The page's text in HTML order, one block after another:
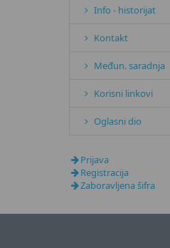
Info - historijat
Kontakt
Međun. saradnja
Korisni linkovi
Oglasni dio
Prijava
Registracija
Zaboravljena šifra